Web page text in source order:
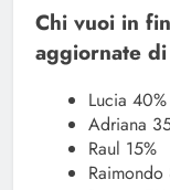
Chi vuoi in
aggiornate
Lucia 40%
Adriana
Raul 15%
Raimondo